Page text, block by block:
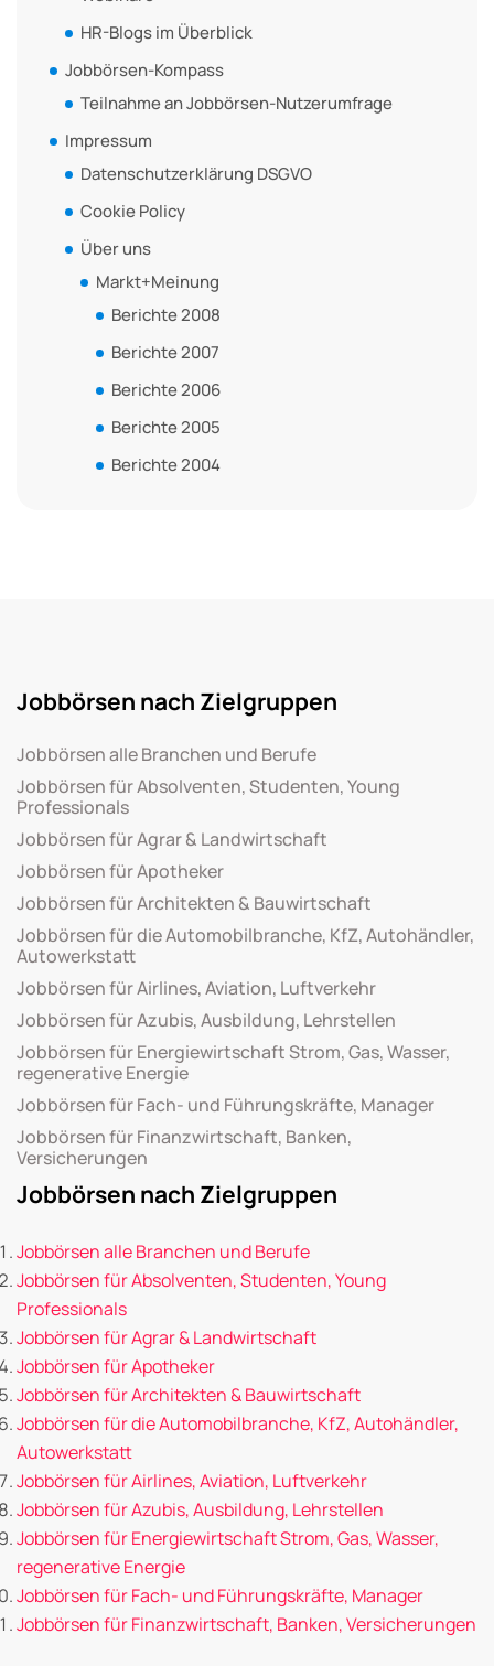
HR-Blogs im Überblick
Jobbörsen-Kompass
Teilnahme an Jobbörsen-Nutzerumfrage
Impressum
Datenschutzerklärung DSGVO
Cookie Policy
Über uns
Markt+Meinung
Berichte 2008
Berichte 2007
Berichte 2006
Berichte 2005
Berichte 2004
Jobbörsen nach Zielgruppen
Jobbörsen alle Branchen und Berufe
Jobbörsen für Absolventen, Studenten, Young
Professionals
Jobbörsen für Agrar & Landwirtschaft
Jobbörsen für Apotheker
Jobbörsen für Architekten & Bauwirtschaft
Jobbörsen für die Automobilbranche, KfZ, Autohändler,
Autowerkstatt
Jobbörsen für Airlines, Aviation, Luftverkehr
Jobbörsen für Azubis, Ausbildung, Lehrstellen
Jobbörsen für Energiewirtschaft Strom, Gas, Wasser,
regenerative Energie
Jobbörsen für Fach- und Führungskräfte, Manager
Jobbörsen für Finanzwirtschaft, Banken,
Versicherungen
Jobbörsen nach Zielgruppen
Jobbörsen alle Branchen und Berufe
Jobbörsen für Absolventen, Studenten, Young
Professionals
Jobbörsen für Agrar & Landwirtschaft
Jobbörsen für Apotheker
Jobbörsen für Architekten & Bauwirtschaft
Jobbörsen für die Automobilbranche, KfZ, Autohändler,
Autowerkstatt
Jobbörsen für Airlines, Aviation, Luftverkehr
Jobbörsen für Azubis, Ausbildung, Lehrstellen
Jobbörsen für Energiewirtschaft Strom, Gas, Wasser,
regenerative Energie
Jobbörsen für Fach- und Führungskräfte, Manager
Jobbörsen für Finanzwirtschaft, Banken, Versicherungen